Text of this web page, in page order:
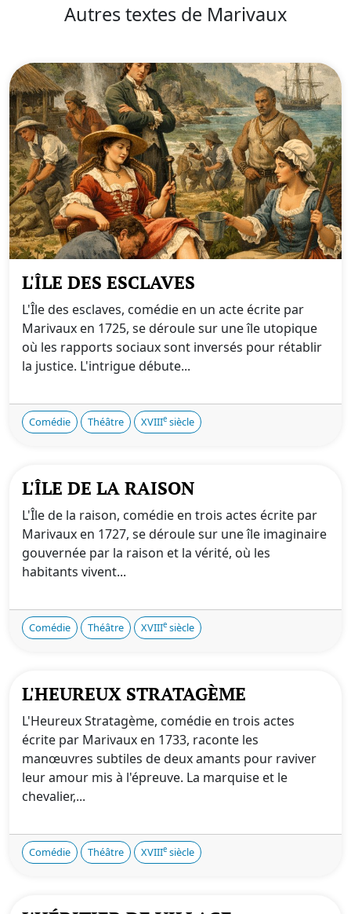
Autres textes de Marivaux
L'ÎLE DES ESCLAVES
L'Île des esclaves, comédie en un acte écrite par
Marivaux en 1725, se déroule sur une île utopique
où les rapports sociaux sont inversés pour rétablir
la justice. L'intrigue débute...
Comédie Théâtre XVIIIe siècle
L'ÎLE DE LA RAISON
L'Île de la raison, comédie en trois actes écrite par
Marivaux en 1727, se déroule sur une île imaginaire
gouvernée par la raison et la vérité, où les
habitants vivent...
Comédie Théâtre XVIIIe siècle
L'HEUREUX STRATAGÈME
L'Heureux Stratagème, comédie en trois actes
écrite par Marivaux en 1733, raconte les
manœuvres subtiles de deux amants pour raviver
leur amour mis à l'épreuve. La marquise et le
chevalier,...
Comédie Théâtre XVIIIe siècle